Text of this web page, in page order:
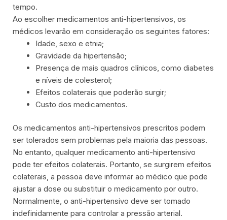
tempo.
Ao escolher medicamentos anti-hipertensivos, os
médicos levarão em consideração os seguintes fatores:
Idade, sexo e etnia;
Gravidade da hipertensão;
Presença de mais quadros clínicos, como diabetes
e níveis de colesterol;
Efeitos colaterais que poderão surgir;
Custo dos medicamentos.
Os medicamentos anti-hipertensivos prescritos podem
ser tolerados sem problemas pela maioria das pessoas.
No entanto, qualquer medicamento anti-hipertensivo
pode ter efeitos colaterais. Portanto, se surgirem efeitos
colaterais, a pessoa deve informar ao médico que pode
ajustar a dose ou substituir o medicamento por outro.
Normalmente, o anti-hipertensivo deve ser tomado
indefinidamente para controlar a pressão arterial.